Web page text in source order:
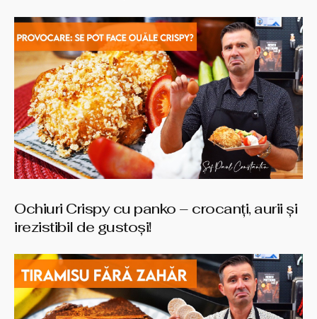
Ochiuri Crispy cu panko – crocanți, aurii și
irezistibil de gustoși!